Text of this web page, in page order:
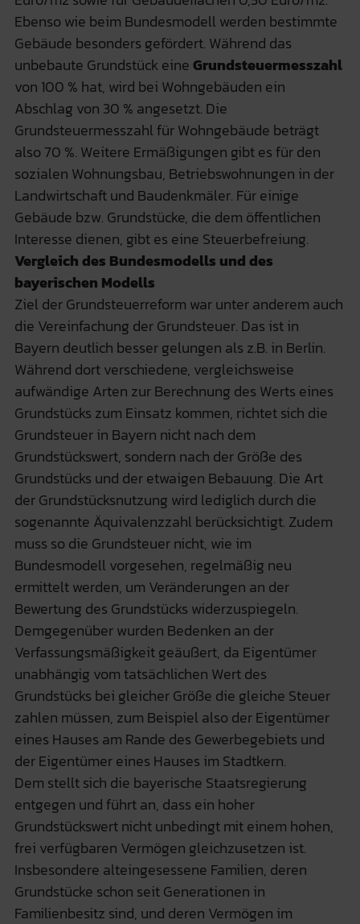
Ebenso wie beim Bundesmodell werden bestimmte
Gebäude besonders gefördert. Während das
unbebaute Grundstück eineGrundsteuermesszahl
von 100 % hat, wird bei Wohngebäuden ein
Abschlag von 30 % angesetzt. Die
Grundsteuermesszahl für Wohngebäude beträgt
also 70 %. Weitere Ermäßigungen gibt es für den
sozialen Wohnungsbau, Betriebswohnungen in der
Landwirtschaft und Baudenkmäler. Für einige
Gebäude bzw. Grundstücke, die dem öffentlichen
Interesse dienen, gibt es eine Steuerbefreiung.
Vergleich des Bundesmodells und des
bayerischen Modells
Ziel der Grundsteuerreform war unter anderem auch
die Vereinfachung der Grundsteuer. Das ist in
Bayern deutlich besser gelungen als z.B. in Berlin.
Während dort verschiedene, vergleichsweise
aufwändige Arten zur Berechnung des Werts eines
Grundstücks zum Einsatz kommen, richtet sich die
Grundsteuer in Bayern nicht nach dem
Grundstückswert, sondern nach der Größe des
Grundstücks und der etwaigen Bebauung. Die Art
der Grundstücksnutzung wird lediglich durch die
sogenannte Äquivalenzzahl berücksichtigt. Zudem
muss so die Grundsteuer nicht, wie im
Bundesmodell vorgesehen, regelmäßig neu
ermittelt werden, um Veränderungen an der
Bewertung des Grundstücks widerzuspiegeln.
Demgegenüber wurden Bedenken an der
Verfassungsmäßigkeit geäußert, da Eigentümer
unabhängig vom tatsächlichen Wert des
Grundstücks bei gleicher Größe die gleiche Steuer
zahlen müssen, zum Beispiel also der Eigentümer
eines Hauses am Rande des Gewerbegebiets und
der Eigentümer eines Hauses im Stadtkern.
Dem stellt sich die bayerische Staatsregierung
entgegen und führt an, dass ein hoher
Grundstückswert nicht unbedingt mit einem hohen,
frei verfügbaren Vermögen gleichzusetzen ist.
Insbesondere alteingesessene Familien, deren
Grundstücke schon seit Generationen in
Familienbesitz sind, und deren Vermögen im